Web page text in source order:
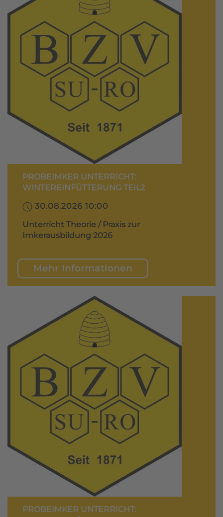
PROBEIMKER UNTERRICHT:
WINTEREINFÜTTERUNG TEIL2
30.08.2026 10:00
Unterricht Theorie / Praxis zur
Imkerausbildung 2026
Mehr Informationen
PROBEIMKER UNTERRICHT: